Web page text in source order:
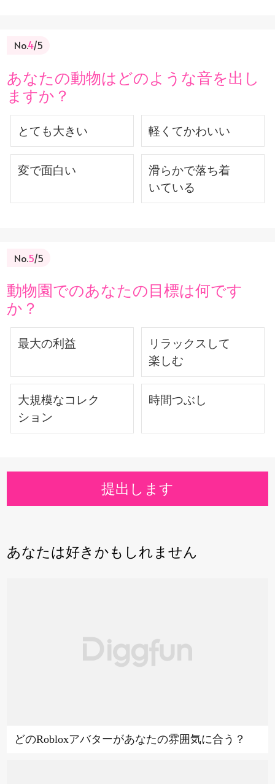
No.4/5
あなたの動物はどのような音を出し
ますか？
とても大きい 軽くてかわいい
変で面白い
滑らかで落ち着
いている
No.5/5
動物園でのあなたの目標は何です
か？
最大の利益
リラックスして
楽しむ
大規模なコレク
ション
時間つぶし
提出します
あなたは好きかもしれません
どのRobloxアバターがあなたの雰囲気に合う？